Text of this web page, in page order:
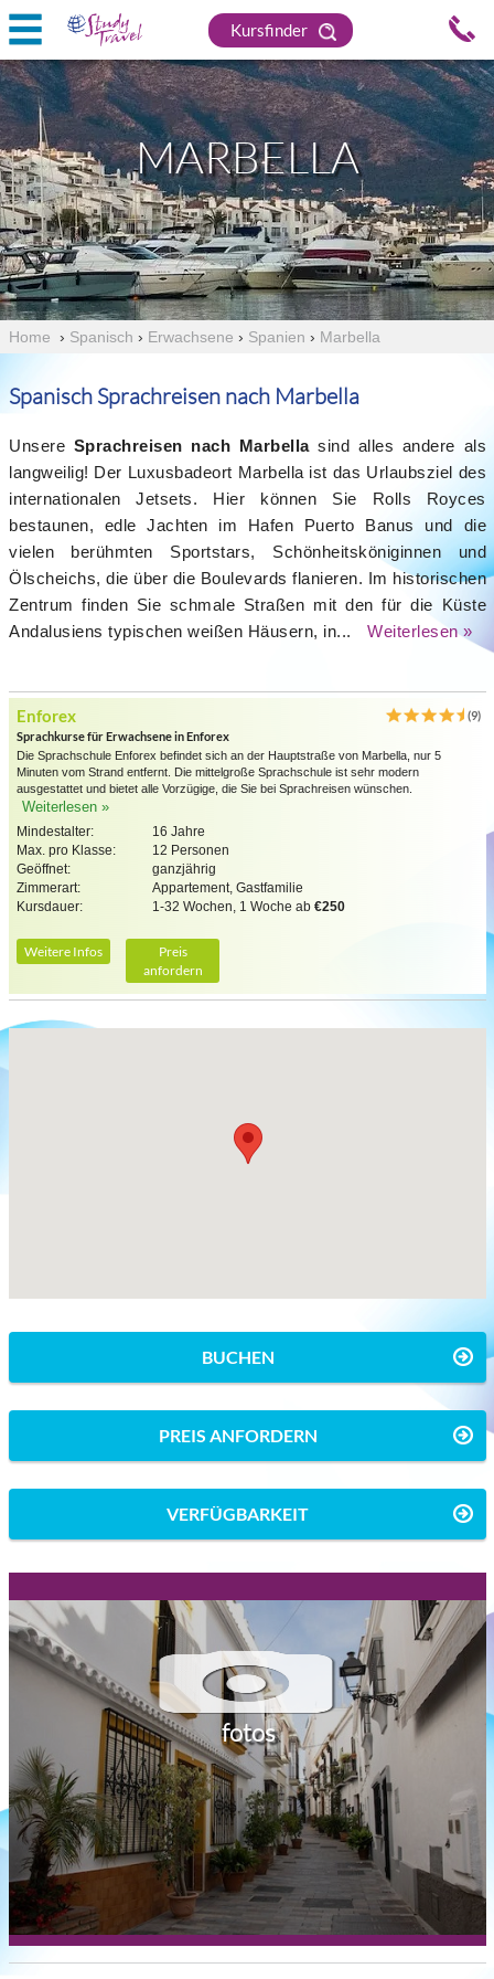
Kursfinder
MARBELLA
Home › Spanisch › Erwachsene › Spanien › Marbella
Spanisch Sprachreisen nach Marbella
Unsere Sprachreisen nach Marbellasind alles andere als
langweilig! Der Luxusbadeort Marbella ist das Urlaubsziel des
internationalen Jetsets. Hier können Sie Rolls Royces
bestaunen, edle Jachten im Hafen Puerto Banus und die
vielen berühmten Sportstars, Schönheitsköniginnen und
Ölscheichs, die über die Boulevards flanieren. Im historischen
Zentrum finden Sie schmale Straßen mit den für die Küste
Andalusiens typischen weißen Häusern, in...
Weiterlesen »
Enforex
(9)
Sprachkurse für Erwachsene in Enforex
Die Sprachschule Enforex befindet sich an der Hauptstraße von Marbella, nur 5
Minuten vom Strand entfernt. Die mittelgroße Sprachschule ist sehr modern
ausgestattet und bietet alle Vorzügige, die Sie bei Sprachreisen wünschen.
Weiterlesen »
Mindestalter:
16 Jahre
Max. pro Klasse:
12 Personen
Geöffnet:
ganzjährig
Zimmerart:
Appartement, Gastfamilie
Kursdauer:
1-32 Wochen, 1 Woche ab €250
Weitere Infos
Preis
anfordern
BUCHEN
PREIS ANFORDERN
VERFÜGBARKEIT
fotos